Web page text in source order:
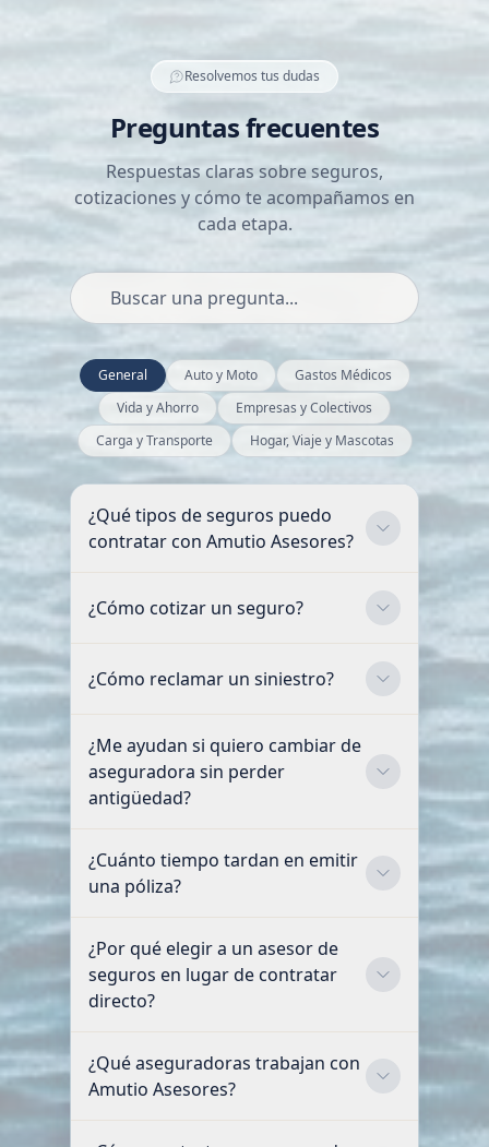
Resolvemos tus dudas
Preguntas frecuentes
Respuestas claras sobre seguros,
cotizaciones y cómo te acompañamos en
cada etapa.
General Auto y Moto
Gastos Médicos
Vida y Ahorro
Empresas y Colectivos
Carga y Transporte
Hogar, Viaje y Mascotas
¿Qué tipos de seguros puedo
contratar con Amutio Asesores?
¿Cómo cotizar un seguro?
¿Cómo reclamar un siniestro?
¿Me ayudan si quiero cambiar de
aseguradora sin perder
antigüedad?
¿Cuánto tiempo tardan en emitir
una póliza?
¿Por qué elegir a un asesor de
seguros en lugar de contratar
directo?
¿Qué aseguradoras trabajan con
Amutio Asesores?